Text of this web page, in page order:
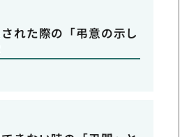
れた際の「弔意の示し